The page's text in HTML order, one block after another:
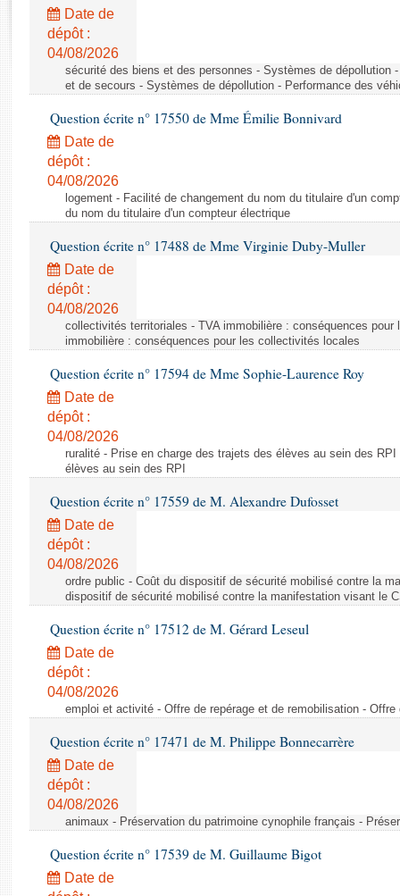
Rapports législatifs
Rapports sur l'application des lois
Baromètre de l’application des lois
Dossiers législatifs
Budget et sécurité sociale
Questions écrites et orales
Comptes rendus des débats
Date de
dépôt :
04/08/2026
sécurité des biens et des personnes - Systèmes de dépollution
et de secours - Systèmes de dépollution - Performance des
Question écrite n° 17550 de Mme Émilie Bonnivard
Date de
dépôt :
04/08/2026
logement - Facilité de changement du nom du titulaire d'un
du nom du titulaire d'un compteur électrique
Question écrite n° 17488 de Mme Virginie Duby-Muller
Date de
dépôt :
04/08/2026
collectivités territoriales - TVA immobilière : conséquences
immobilière : conséquences pour les collectivités locales
Question écrite n° 17594 de Mme Sophie-Laurence Roy
Date de
dépôt :
04/08/2026
ruralité - Prise en charge des trajets des élèves au sein des
élèves au sein des RPI
Question écrite n° 17559 de M. Alexandre Dufosset
Date de
dépôt :
04/08/2026
ordre public - Coût du dispositif de sécurité mobilisé contre la
dispositif de sécurité mobilisé contre la manifestation visant le
Question écrite n° 17512 de M. Gérard Leseul
Date de
dépôt :
04/08/2026
emploi et activité - Offre de repérage et de remobilisation -
Question écrite n° 17471 de M. Philippe Bonnecarrère
Date de
dépôt :
04/08/2026
animaux - Préservation du patrimoine cynophile français -
Question écrite n° 17539 de M. Guillaume Bigot
Date de